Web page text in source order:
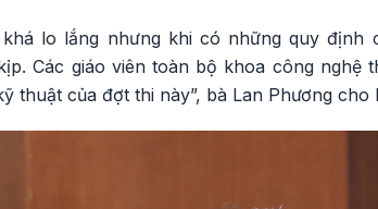
lo lắng nhưng khi có những quy
Các giáo viên toàn bộ khoa công nghệ
thuật của đợt thi này”, bà Lan Phương cho